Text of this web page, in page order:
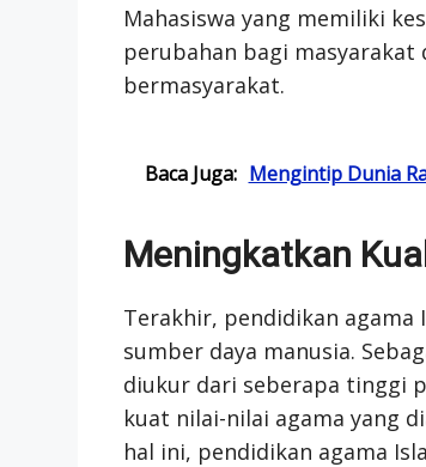
Mahasiswa yang memiliki
perubahan bagi
bermasyarakat.
Baca Juga: Mengintip Dunia
Meningkatkan
Terakhir, pendidikan
sumber daya manusia.
diukur dari seberapa tinggi
kuat nilai-nilai agama yang
hal ini, pendidikan agama